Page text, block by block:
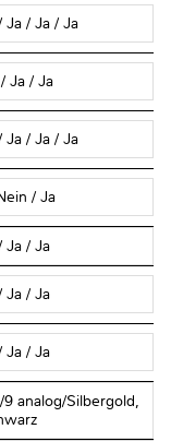
Ja / Ja / Ja
Ja / Ja
Ja / Ja / Ja
/ Ja
Ja / Ja
Ja / Ja
Ja / Ja
9 analog/Silbergold,